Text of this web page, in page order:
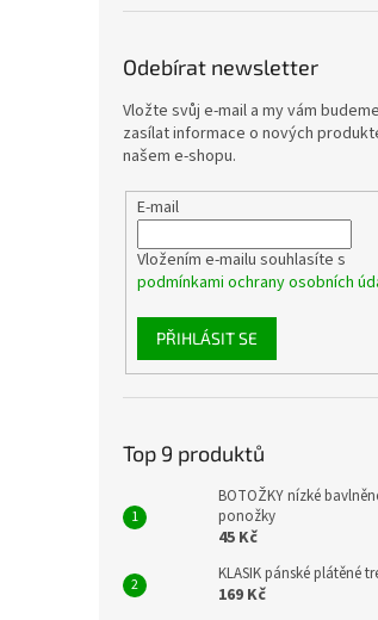
Odebírat newsletter
Vložte svůj e-mail a my vám budeme
zasílat informace o nových
našem e-shopu.
E-mail
Vložením e-mailu souhlasíte s
podmínkami ochrany osobních
PŘIHLÁSIT SE
Top 9 produktů
BOTOŽKY nízké
ponožky
45 Kč
KLASIK pánské plátěné
169 Kč